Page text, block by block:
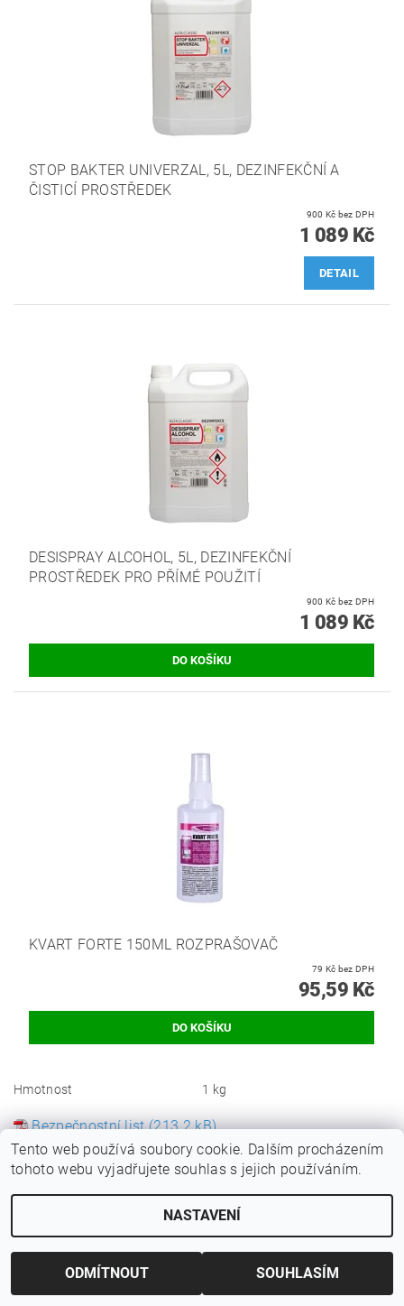
STOP BAKTER UNIVERZAL, 5L, DEZINFEKČNÍ A
ČISTICÍ PROSTŘEDEK
900 Kč bez DPH
1 089 Kč
DETAIL
DESISPRAY ALCOHOL, 5L, DEZINFEKČNÍ
PROSTŘEDEK PRO PŘÍMÉ POUŽITÍ
900 Kč bez DPH
1 089 Kč
KVART FORTE 150ML ROZPRAŠOVAČ
79 Kč bez DPH
95,59 Kč
Hmotnost 1 kg
Bezpečnostní list (213.2 kB)
Buďte první, kdo napíše příspěvek k této položce.
Přidat komentář
Tento web používá soubory cookie. Dalším procházením
tohoto webu vyjadřujete souhlas s jejich používáním.
NASTAVENÍ
ODMÍTNOUT SOUHLASÍM